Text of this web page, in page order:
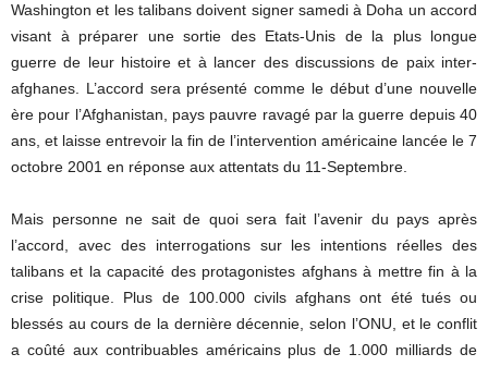
Washington et les talibans doivent signer samedi à Doha un accord
visant à préparer une sortie des Etats-Unis de la plus longue
guerre de leur histoire et à lancer des discussions de paix inter-
afghanes. L’accord sera présenté comme le début d’une nouvelle
ère pour l’Afghanistan, pays pauvre ravagé par la guerre depuis 40
ans, et laisse entrevoir la fin de l’intervention américaine lancée le 7
octobre 2001 en réponse aux attentats du 11-Septembre.
Mais personne ne sait de quoi sera fait l’avenir du pays après
l’accord, avec des interrogations sur les intentions réelles des
talibans et la capacité des protagonistes afghans à mettre fin à la
crise politique. Plus de 100.000 civils afghans ont été tués ou
blessés au cours de la dernière décennie, selon l’ONU, et le conflit
a coûté aux contribuables américains plus de 1.000 milliards de